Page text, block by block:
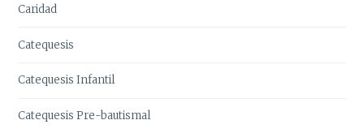
Caridad
Catequesis
Catequesis Infantil
Catequesis Pre-bautismal